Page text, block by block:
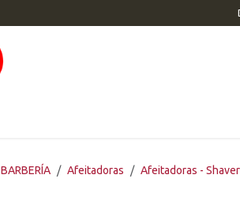
BARBERÍA Afeitadoras Afeitadoras - Shaver